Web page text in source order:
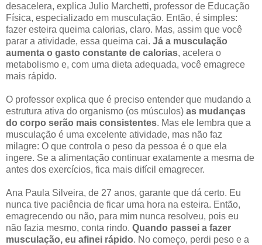
desacelera, explica Julio Marchetti, professor de Educação
Física, especializado em musculação. Então, é simples:
fazer esteira queima calorias, claro. Mas, assim que você
parar a atividade, essa queima cai. Já a musculação
aumenta o gasto constante de calorias, acelera o
metabolismo e, com uma dieta adequada, você emagrece
mais rápido.
O professor explica que é preciso entender que mudando a
estrutura ativa do organismo (os músculos) as mudanças
do corpo serão mais consistentes. Mas ele lembra que a
musculação é uma excelente atividade, mas não faz
milagre: O que controla o peso da pessoa é o que ela
ingere. Se a alimentação continuar exatamente a mesma de
antes dos exercícios, fica mais difícil emagrecer.
Ana Paula Silveira, de 27 anos, garante que dá certo. Eu
nunca tive paciência de ficar uma hora na esteira. Então,
emagrecendo ou não, para mim nunca resolveu, pois eu
não fazia mesmo, conta rindo. Quando passei a fazer
musculação, eu afinei rápido. No começo, perdi peso e a